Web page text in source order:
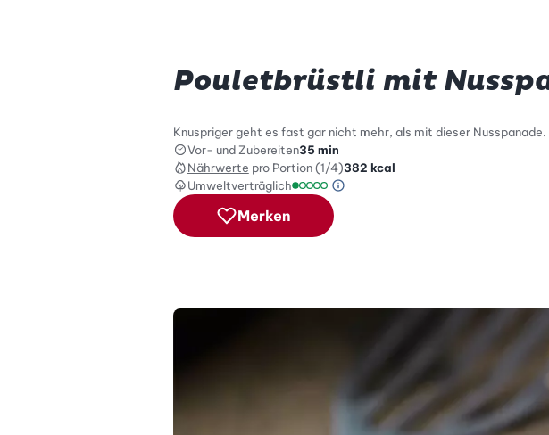
Pouletbrüstli mit
Knuspriger geht es fast gar nicht mehr, als mit dieser Nusspanade.
Vor- und Zubereiten35 min
Nährwerte pro Portion (1/4)382 kcal
Umweltverträglich
Umweltverträglichkeitsskala: 1 von 5
Green Betty Skala Info
Merken